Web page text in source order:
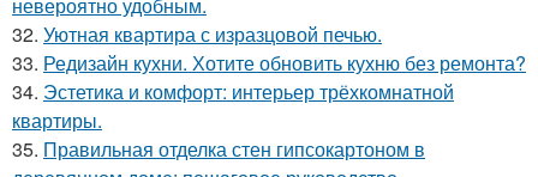
32. Уютная квартира с изразцовой печью.
33. Редизайн кухни. Хотите обновить кухню без ремонта?
34. Эстетика и комфорт: интерьер трёхкомнатной
квартиры.
35. Правильная отделка стен гипсокартоном в